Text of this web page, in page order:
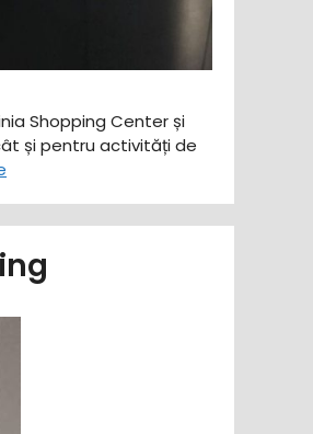
Shopping Center și
și pentru activități de